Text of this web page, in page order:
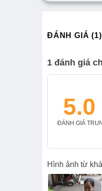
ĐÁNH GIÁ (1)
1 đánh giá
5.0
ĐÁNH GIÁ
Hình ảnh từ